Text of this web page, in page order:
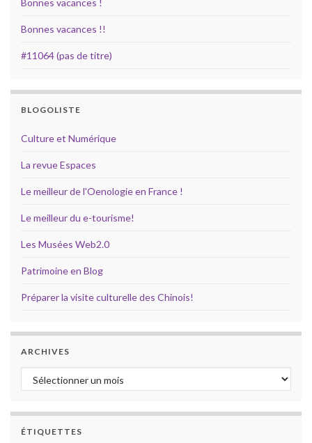
Bonnes vacances !!
#11064 (pas de titre)
BLOGOLISTE
Culture et Numérique
La revue Espaces
Le meilleur de l'Oenologie en France !
Le meilleur du e-tourisme!
Les Musées Web2.0
Patrimoine en Blog
Préparer la visite culturelle des Chinois!
ARCHIVES
Archives
ÉTIQUETTES